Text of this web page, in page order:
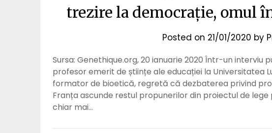
trezire la democrație, omul
Posted on 21/01/2020 by
Sursa: Genethique.org, 20 ianuarie 2020 Într-un interviu
profesor emerit de științe ale educației la Universitatea
formator de bioetică, regretă că dezbaterea privind
Franța ascunde restul propunerilor din proiectul de
chiar mai…